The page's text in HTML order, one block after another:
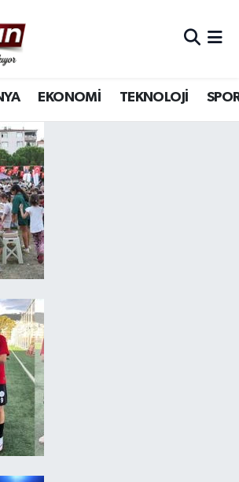
EKONOMİ TEKNOLOJİ
Durumu ve Fikstür